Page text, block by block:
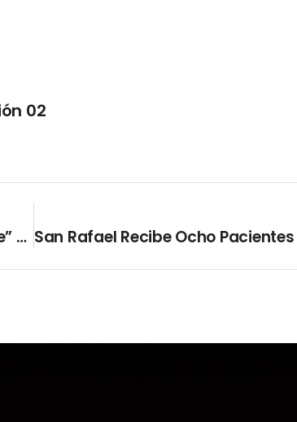
02
El Sistema De Salud Está Al “límite” Afirma Ministro